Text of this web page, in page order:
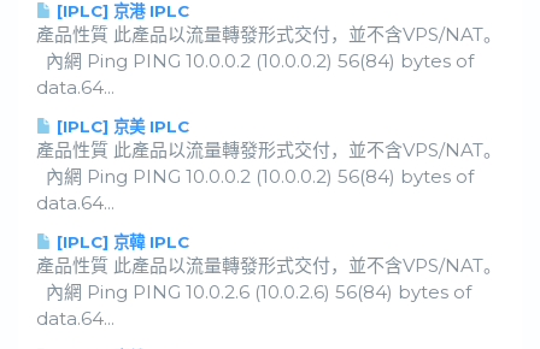
[IPLC] 京港 IPLC
產品性質 此產品以流量轉發形式交付，並不含VPS/NAT。
內網 Ping PING 10.0.0.2 (10.0.0.2) 56(84) bytes of
data.64...
[IPLC] 京美 IPLC
產品性質 此產品以流量轉發形式交付，並不含VPS/NAT。
內網 Ping PING 10.0.0.2 (10.0.0.2) 56(84) bytes of
data.64...
[IPLC] 京韓 IPLC
產品性質 此產品以流量轉發形式交付，並不含VPS/NAT。
內網 Ping PING 10.0.2.6 (10.0.2.6) 56(84) bytes of
data.64...